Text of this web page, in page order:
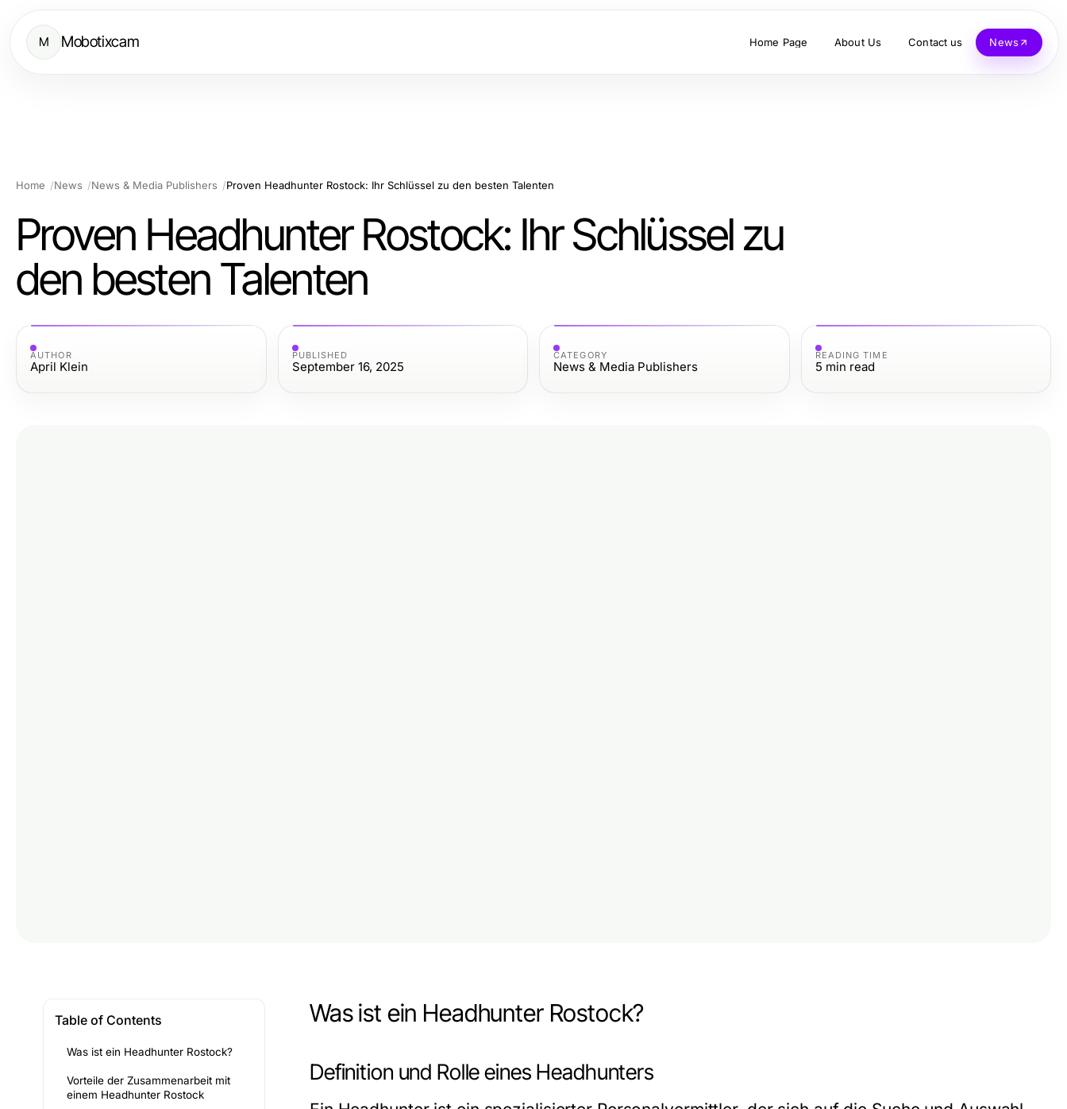
M Mobotixcam Home Page About Us Contact us News
Home News News & Media Publishers Proven Headhunter Rostock: Ihr Schlüssel zu den besten Talenten
Proven Headhunter Rostock: Ihr Schlüssel zu
den besten Talenten
AUTHOR
April Klein
PUBLISHED
September 16, 2025
CATEGORY
News & Media Publishers
READING TIME
5 min read
Table of Contents
Was ist ein Headhunter Rostock?
Vorteile der Zusammenarbeit mit
einem Headhunter Rostock
Was ist ein Headhunter Rostock?
Definition und Rolle eines Headhunters